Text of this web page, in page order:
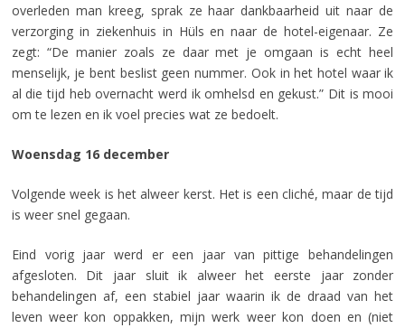
overleden man kreeg, sprak ze haar dankbaarheid uit naar de
verzorging in ziekenhuis in Hüls en naar de hotel-eigenaar. Ze
zegt: “De manier zoals ze daar met je omgaan is echt heel
menselijk, je bent beslist geen nummer. Ook in het hotel waar ik
al die tijd heb overnacht werd ik omhelsd en gekust.” Dit is mooi
om te lezen en ik voel precies wat ze bedoelt.
Woensdag 16 december
Volgende week is het alweer kerst. Het is een cliché, maar de tijd
is weer snel gegaan.
Eind vorig jaar werd er een jaar van pittige behandelingen
afgesloten. Dit jaar sluit ik alweer het eerste jaar zonder
behandelingen af, een stabiel jaar waarin ik de draad van het
leven weer kon oppakken, mijn werk weer kon doen en (niet